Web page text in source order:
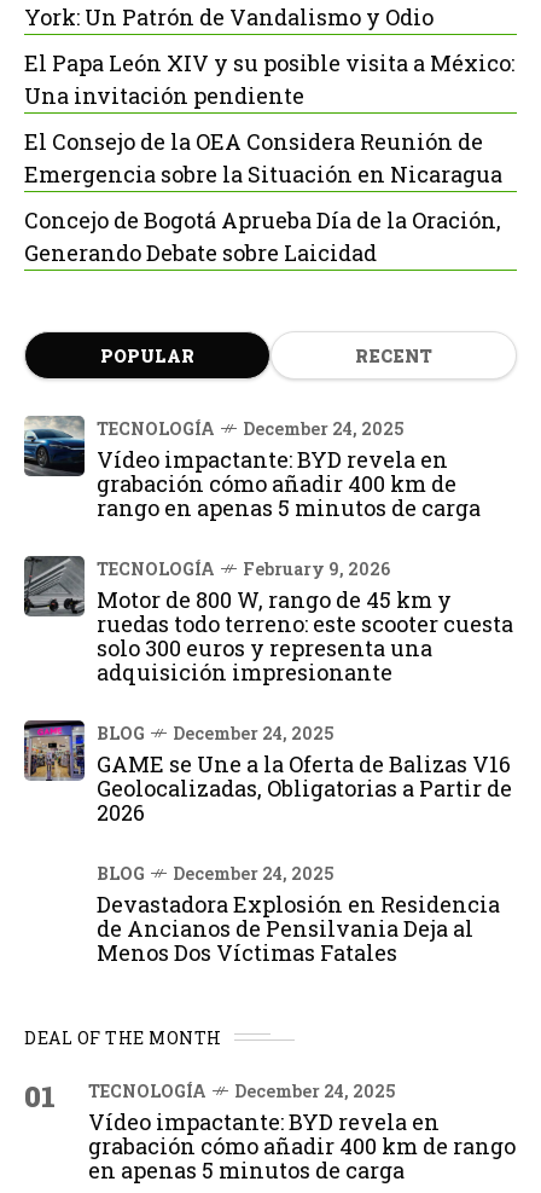
York: Un Patrón de Vandalismo y Odio
El Papa León XIV y su posible visita a México:
Una invitación pendiente
El Consejo de la OEA Considera Reunión de
Emergencia sobre la Situación en Nicaragua
Concejo de Bogotá Aprueba Día de la Oración,
Generando Debate sobre Laicidad
POPULAR RECENT
TECNOLOGÍA December 24, 2025
Vídeo impactante: BYD revela en
grabación cómo añadir 400 km de
rango en apenas 5 minutos de carga
TECNOLOGÍA February 9, 2026
Motor de 800 W, rango de 45 km y
ruedas todo terreno: este scooter cuesta
solo 300 euros y representa una
adquisición impresionante
BLOG December 24, 2025
GAME se Une a la Oferta de Balizas V16
Geolocalizadas, Obligatorias a Partir de
2026
BLOG December 24, 2025
Devastadora Explosión en Residencia
de Ancianos de Pensilvania Deja al
Menos Dos Víctimas Fatales
DEAL OF THE MONTH
01 TECNOLOGÍA December 24, 2025
Vídeo impactante: BYD revela en
grabación cómo añadir 400 km de rango
en apenas 5 minutos de carga